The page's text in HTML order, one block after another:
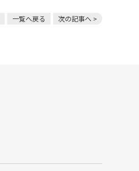
一覧へ戻る 次の記事へ >